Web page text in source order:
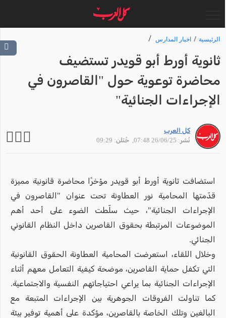
الرئيسية اخبار المدارس
ثانوية أورط أبو قويدر تستضيف
محاضرة توعوية حول "القاصرون في
الإجراءات الجنائية"
كل العرب
نُشر: 26/06/25 07:48
, حُتلن: 09:29
استضافت ثانوية أورط أبو قويدر مؤخرًا محاضرة قانونية مميزة
قدّمتها المحامية نور العطاونة تحت عنوان "القاصرون في
الإجراءات الجنائية"، حيث سلّطت الضوء على أحد أهم
الموضوعات المرتبطة بحقوق القاصرين داخل النظام القانوني
الجنائي.
وخلال اللقاء، استعرضت المحامية العطاونة الحقوق القانونية
التي تكفل حماية القاصرين، موضحة كيفية التعامل معهم أثناء
الإجراءات الجنائية بما يراعي احتياجاتهم النفسية والاجتماعية.
كما تناولت الفروقات الجوهرية بين الإجراءات المتبعة مع
البالغين وتلك الخاصة بالقاصرين، مؤكدة على أهمية توفير بيئة